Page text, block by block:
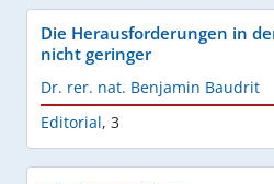
Die Herausforderungen in
nicht geringer
Dr. rer. nat. Benjamin Baudrit
Editorial, 3